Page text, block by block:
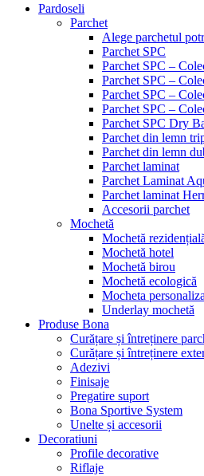
Pardoseli
Parchet
Alege parchetul
Parchet SPC
Parchet SPC –
Parchet SPC –
Parchet SPC –
Parchet SPC –
Parchet SPC Dry
Parchet din lemn
Parchet din lemn
Parchet laminat
Parchet Laminat
Parchet laminat
Accesorii parchet
Mochetă
Mochetă
Mochetă hotel
Mochetă birou
Mochetă ecologică
Mocheta
Underlay mochetă
Produse Bona
Curățare și întreținere
Curățare și întreținere
Adezivi
Finisaje
Pregatire suport
Bona Sportive System
Unelte și accesorii
Decoratiuni
Profile decorative
Riflaje